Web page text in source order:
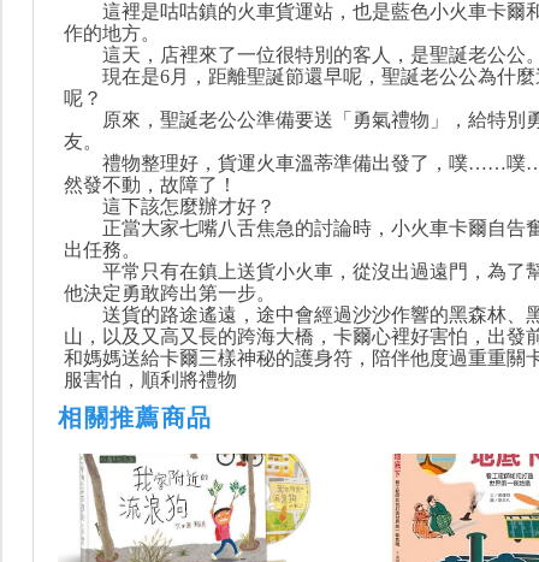
這裡是咕咕鎮的火車貨運站，也是藍色小火車卡爾
作的地方。
這天，店裡來了一位很特別的客人，是聖誕老公公
現在是6月，距離聖誕節還早呢，聖誕老公公為什麼
呢？
原來，聖誕老公公準備要送「勇氣禮物」，給特別
友。
禮物整理好，貨運火車溫蒂準備出發了，噗……噗
然發不動，故障了！
這下該怎麼辦才好？
正當大家七嘴八舌焦急的討論時，小火車卡爾自告
出任務。
平常只有在鎮上送貨小火車，從沒出過遠門，為了
他決定勇敢跨出第一步。
送貨的路途遙遠，途中會經過沙沙作響的黑森林、
山，以及又高又長的跨海大橋，卡爾心裡好害怕，出發
和媽媽送給卡爾三樣神秘的護身符，陪伴他度過重重關
服害怕，順利將禮物
相關推薦商品